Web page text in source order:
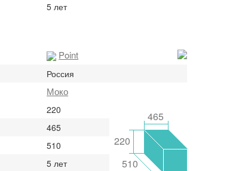
5 лет
Point
Россия
Моко
220
465
510
5 лет
220
465
510